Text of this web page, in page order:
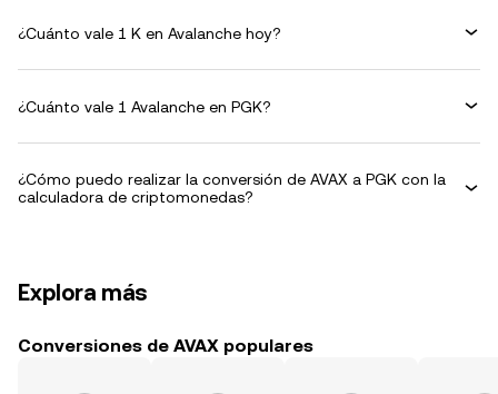
¿Cuánto vale 1 K en Avalanche hoy?
¿Cuánto vale 1 Avalanche en PGK?
¿Cómo puedo realizar la conversión de AVAX a PGK con la
calculadora de criptomonedas?
Explora más
Conversiones de AVAX populares